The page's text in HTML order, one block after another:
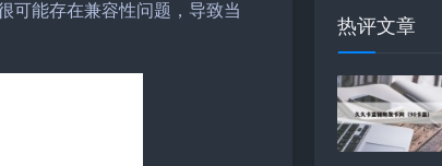
可能存在兼容性问题，导致当
热评文章